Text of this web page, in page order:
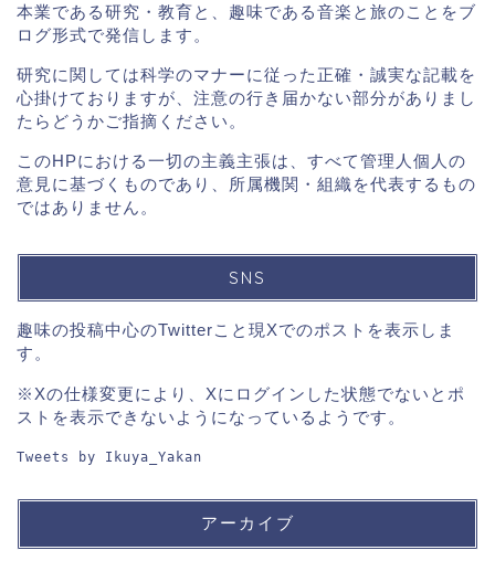
本業である研究・教育と、趣味である音楽と旅のことをブ
ログ形式で発信します。
研究に関しては科学のマナーに従った正確・誠実な記載を
心掛けておりますが、注意の行き届かない部分がありまし
たらどうかご指摘ください。
このHPにおける一切の主義主張は、すべて管理人個人の
意見に基づくものであり、所属機関・組織を代表するもの
ではありません。
SNS
趣味の投稿中心のTwitterこと現Xでのポストを表示しま
す。
※Xの仕様変更により、Xにログインした状態でないとポ
ストを表示できないようになっているようです。
Tweets by Ikuya_Yakan
アーカイブ